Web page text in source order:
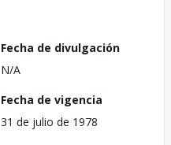
Fecha de divulgación
N/A
Fecha de vigencia
31 de julio de 1978